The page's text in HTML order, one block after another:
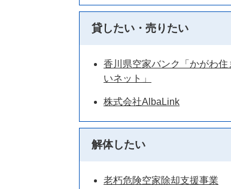
貸したい・売りたい
香川県空家バンク「かがわ住
いネット」
株式会社AlbaLink
解体したい
老朽危険空家除却支援事業